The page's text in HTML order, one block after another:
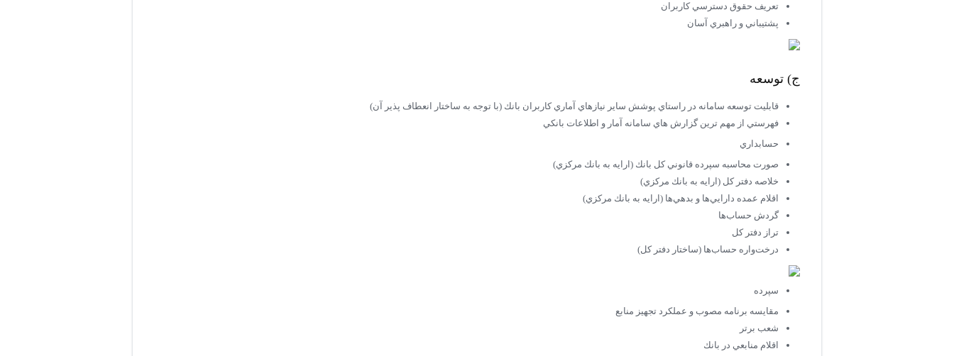
تعريف حقوق دسترسي كاربران
پشتيباني و راهبري آسان
ج) توسعه
قابليت توسعه سامانه در راستاي پوشش ساير نيازهاي آماري كاربران بانك (با توجه به ساختار انعطاف پذير آن)
فهرستي از مهم ترين گزارش هاي سامانه آمار و اطلاعات بانكي
حسابداري
صورت محاسبه سپرده قانوني كل بانك (ارايه به بانك مركزي)
خلاصه دفتر كل (ارايه به بانك مركزي)
اقلام عمده دارايي‌ها و بدهي‌ها (ارايه به بانك مركزي)
گردش حساب‌ها
تراز دفتر كل
درخت‌واره حساب‌ها (ساختار دفتر كل)
سپرده
مقايسه برنامه مصوب و عملكرد تجهيز منابع
شعب برتر
اقلام منابعي در بانك